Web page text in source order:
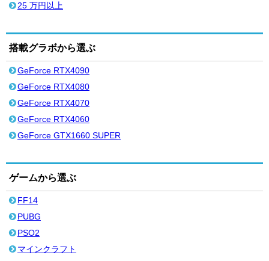
25 万円以上
搭載グラボから選ぶ
GeForce RTX4090
GeForce RTX4080
GeForce RTX4070
GeForce RTX4060
GeForce GTX1660 SUPER
ゲームから選ぶ
FF14
PUBG
PSO2
マインクラフト